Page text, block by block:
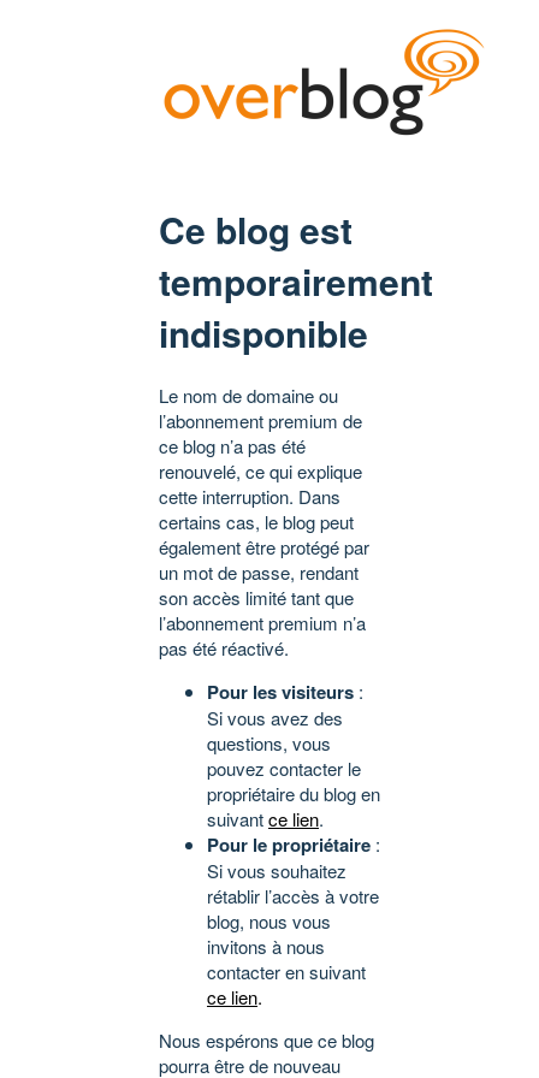
Ce blog est
temporairement
indisponible
Le nom de domaine ou
l’abonnement premium de
ce blog n’a pas été
renouvelé, ce qui explique
cette interruption. Dans
certains cas, le blog peut
également être protégé par
un mot de passe, rendant
son accès limité tant que
l’abonnement premium n’a
pas été réactivé.
Pour les visiteurs :
Si vous avez des
questions, vous
pouvez contacter le
propriétaire du blog en
suivantce lien.
Pour le propriétaire :
Si vous souhaitez
rétablir l’accès à votre
blog, nous vous
invitons à nous
contacter en suivant
ce lien.
Nous espérons que ce blog
pourra être de nouveau